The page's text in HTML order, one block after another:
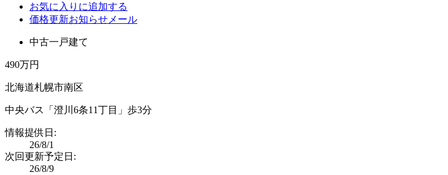
お気に入りに追加する
価格更新お知らせメール
中古一戸建て
490万円
北海道札幌市南区
中央バス「澄川6条11丁目」歩3分
情報提供日:
26/8/1
次回更新予定日:
26/8/9